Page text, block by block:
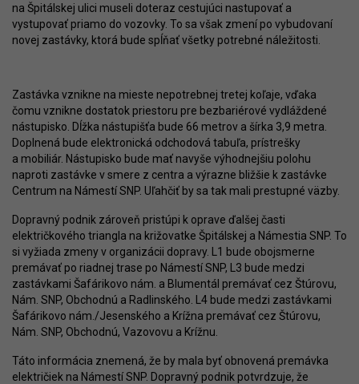
na Špitálskej ulici museli doteraz cestujúci nastupovať a
vystupovať priamo do vozovky. To sa však zmení po vybudovaní
novej zastávky, ktorá bude spĺňať všetky potrebné náležitosti.
Zastávka vznikne na mieste nepotrebnej tretej koľaje, vďaka
čomu vznikne dostatok priestoru pre bezbariérové vydláždené
nástupisko. Dĺžka nástupišťa bude 66 metrov a šírka 3,9 metra.
Doplnená bude elektronická odchodová tabuľa, prístrešky
a mobiliár. Nástupisko bude mať navyše výhodnejšiu polohu
naproti zastávke v smere z centra a výrazne bližšie k zastávke
Centrum na Námestí SNP. Uľahčiť by sa tak mali prestupné väzby.
Dopravný podnik zároveň pristúpi k oprave ďalšej časti
električkového triangla na križovatke Špitálskej a Námestia SNP. To
si vyžiada zmeny v organizácii dopravy. L1 bude obojsmerne
premávať po riadnej trase po Námestí SNP, L3 bude medzi
zastávkami Šafárikovo nám. a Blumentál premávať cez Štúrovu,
Nám. SNP, Obchodnú a Radlinského. L4 bude medzi zastávkami
Šafárikovo nám./Jesenského a Krížna premávať cez Štúrovu,
Nám. SNP, Obchodnú, Vazovovu a Krížnu.
Táto informácia znemená, že by mala byť obnovená premávka
električiek na Námestí SNP. Dopravný podnik potvrdzuje, že